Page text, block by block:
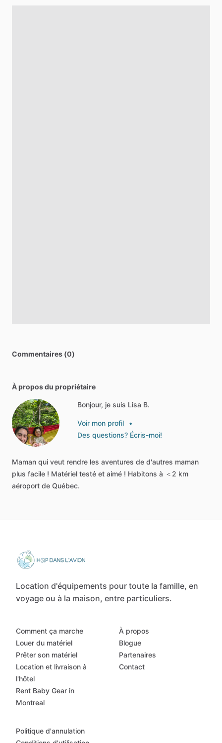
Commentaires (0)
À propos du propriétaire
Bonjour, je suis Lisa B.
Voir mon profil
•
Des questions? Écris-moi!
Maman qui veut rendre les aventures de d'autres maman
plus facile ! Matériel testé et aimé ! Habitons à ＜2 km
aéroport de Québec.
Location d'équipements pour toute la famille, en
voyage ou à la maison, entre particuliers.
Comment ça marche
Louer du matériel
Prêter son matériel
Location et livraison à
l'hôtel
Rent Baby Gear in
Montreal
À propos
Blogue
Partenaires
Contact
Politique d'annulation